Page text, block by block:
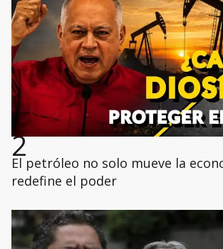
2
El petróleo no solo mueve la
redefine el poder